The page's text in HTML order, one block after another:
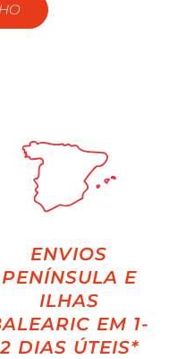
ENVIOS
PENÍNSULA E
ILHAS
EM 1-
2 DIAS ÚTEIS*